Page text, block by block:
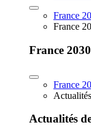
France
France
France 2030
France
Actualités